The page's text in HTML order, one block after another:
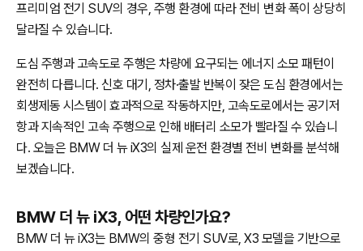
프리미엄 전기 SUV의 경우, 주행 환경에 따라 전비 변화 폭이 상당히
달라질 수 있습니다.
도심 주행과 고속도로 주행은 차량에 요구되는 에너지 소모 패턴이
완전히 다릅니다. 신호 대기, 정차·출발 반복이 잦은 도심 환경에서는
회생제동 시스템이 효과적으로 작동하지만, 고속도로에서는 공기저
항과 지속적인 고속 주행으로 인해 배터리 소모가 빨라질 수 있습니
다. 오늘은 BMW 더 뉴 iX3의 실제 운전 환경별 전비 변화를 분석해
보겠습니다.
BMW 더 뉴 iX3, 어떤 차량인가요?
BMW 더 뉴 iX3는 BMW의 중형 전기 SUV로, X3 모델을 기반으로